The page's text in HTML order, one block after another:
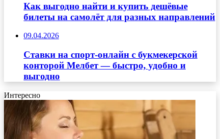
Как выгодно найти и купить дешёвые
билеты на самолёт для разных направлений
09.04.2026
Ставки на спорт-онлайн с букмекерской
конторой Мелбет — быстро, удобно и
выгодно
Интересно